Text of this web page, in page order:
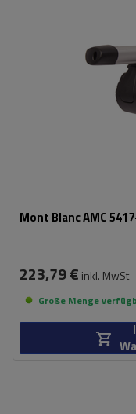
Mont Blanc AMC
223,79 € inkl. MwSt
Große Menge